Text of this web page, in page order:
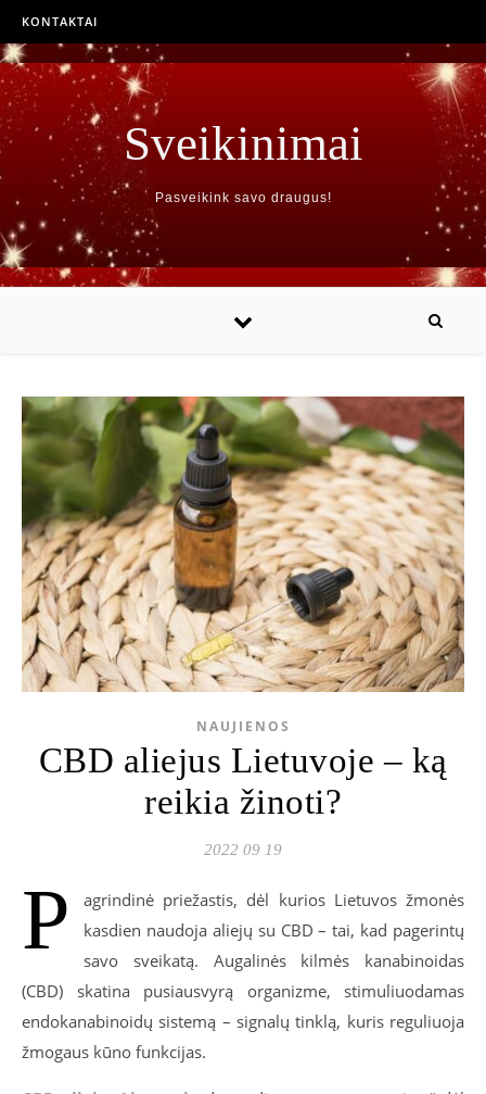
KONTAKTAI
Sveikinimai
Pasveikink savo draugus!
NAUJIENOS
CBD aliejus Lietuvoje – ką
reikia žinoti?
2022 09 19
P
agrindinė priežastis, dėl kurios Lietuvos žmonės
kasdien naudoja aliejų su CBD – tai, kad pagerintų
savo sveikatą. Augalinės kilmės kanabinoidas
(CBD) skatina pusiausvyrą organizme, stimuliuodamas
endokanabinoidų sistemą – signalų tinklą, kuris reguliuoja
žmogaus kūno funkcijas.